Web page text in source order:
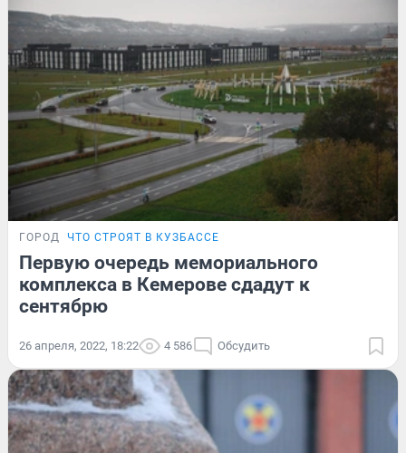
ГОРОД ЧТО СТРОЯТ В КУЗБАССЕ
Первую очередь мемориального
комплекса в Кемерове сдадут к
сентябрю
26 апреля, 2022, 18:22 4 586 Обсудить